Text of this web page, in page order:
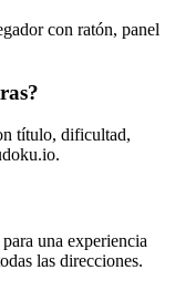
con ratón, panel
título, dificultad,
una experiencia
las direcciones.